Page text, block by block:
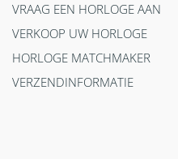
VRAAG EEN HORLOGE AAN
VERKOOP UW HORLOGE
HORLOGE MATCHMAKER
VERZENDINFORMATIE